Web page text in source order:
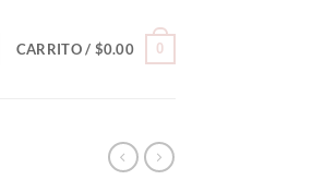
CARRITO / $0.00 0